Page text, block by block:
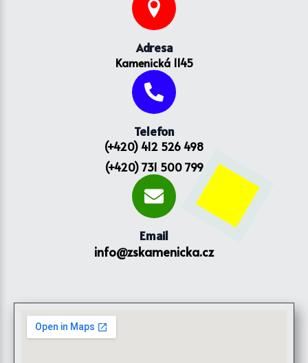
Adresa
Kamenická 1145
Telefon
(+420) 412 526 498
(+420) 731 500 799
Email
info@zskamenicka.cz